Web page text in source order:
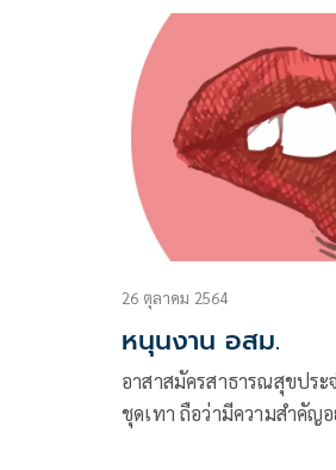
26 ตุลาคม 2564
หนุนงาน อสม.
อาสาสมัครสาธารณสุขปร
ชุดเทา ถือว่ามีความสำคัญ